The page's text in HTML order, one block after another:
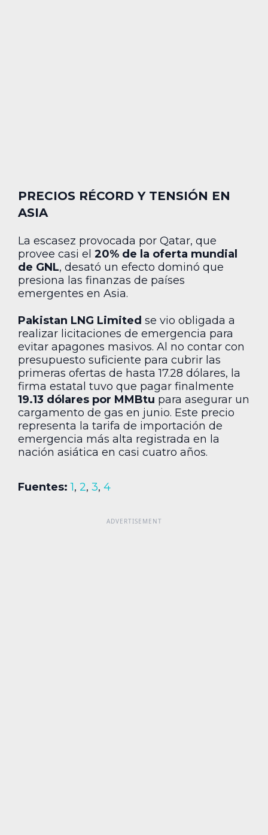
PRECIOS RÉCORD Y TENSIÓN EN
ASIA
La escasez provocada por Qatar, que
provee casi el 20% de la oferta mundial
de GNL, desató un efecto dominó que
presiona las finanzas de países
emergentes en Asia.
Pakistan LNG Limited se vio obligada a
realizar licitaciones de emergencia para
evitar apagones masivos. Al no contar con
presupuesto suficiente para cubrir las
primeras ofertas de hasta 17.28 dólares, la
firma estatal tuvo que pagar finalmente
19.13 dólares por MMBtu para asegurar un
cargamento de gas en junio. Este precio
representa la tarifa de importación de
emergencia más alta registrada en la
nación asiática en casi cuatro años.
Fuentes: 1, 2, 3, 4